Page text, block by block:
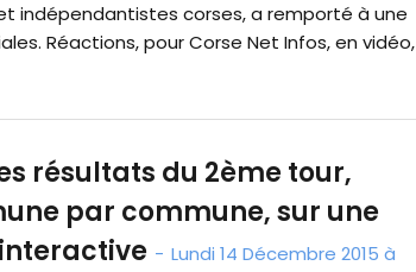
indépendantistes corses, a remporté à une
Réactions, pour Corse Net Infos, en vidéo,
résultats du 2ème tour,
par commune, sur une
- Lundi 14 Décembre 2015 à